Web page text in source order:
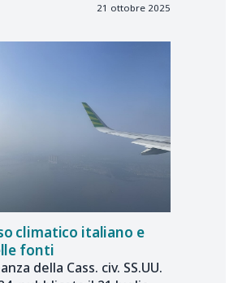
21 ottobre 2025
climatico italiano e
fonti
della Cass. civ. SS.UU.